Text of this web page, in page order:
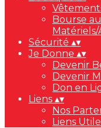
Bourse
Matériels/
Sécurité ▴▾
Je Donne ▴▾
Devenir
Devenir
Don en
Liens ▴▾
Nos
Liens